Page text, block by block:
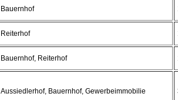
Bauernhof
Reiterhof
Bauernhof, Reiterhof
Aussiedlerhof, Bauernhof, Gewerbeimmobilie